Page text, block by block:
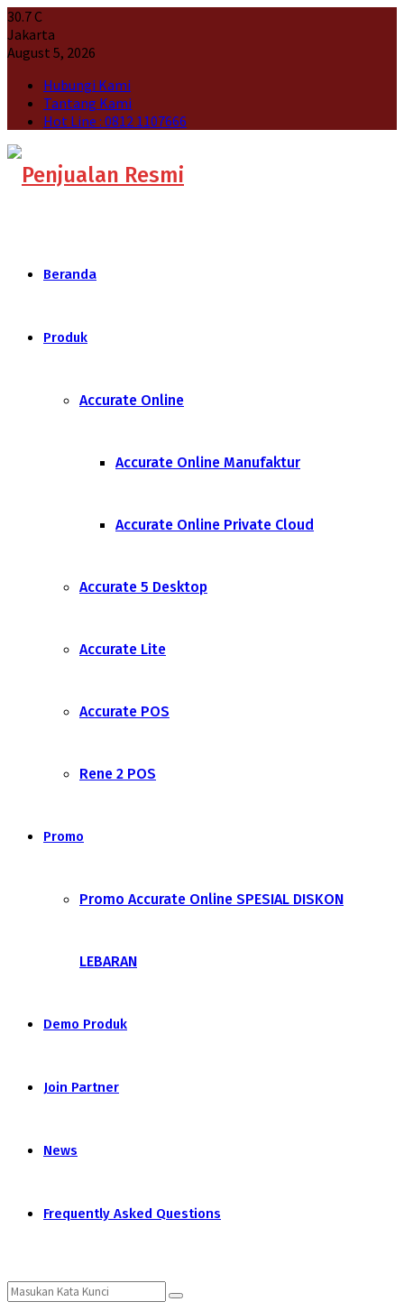
30.7C
Jakarta
August 5, 2026
Hubungi Kami
Tantang Kami
Hot Line : 0812 1107666
Beranda
Produk
Accurate Online
Accurate Online Manufaktur
Accurate Online Private Cloud
Accurate 5 Desktop
Accurate Lite
Accurate POS
Rene 2 POS
Promo
Promo Accurate Online SPESIAL DISKON
LEBARAN
Demo Produk
Join Partner
News
Frequently Asked Questions
Search
Search